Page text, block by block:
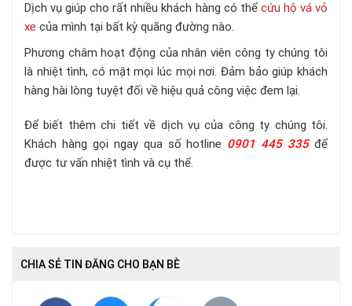
Dịch vụ giúp cho rất nhiều khách hàng có thể cứu hộ vá vỏ
xe của mình tại bất kỳ quãng đường nào.
Phương châm hoạt động của nhân viên công ty chúng tôi
là nhiệt tình, có mặt mọi lúc mọi nơi. Đảm bảo giúp khách
hàng hài lòng tuyệt đối về hiệu quả công việc đem lại.
Để biết thêm chi tiết về dịch vụ của công ty chúng tôi.
Khách hàng gọi ngay qua số hotline 0901 445 335để
được tư vấn nhiệt tình và cụ thể.
CHIA SẺ TIN ĐĂNG CHO BẠN BÈ